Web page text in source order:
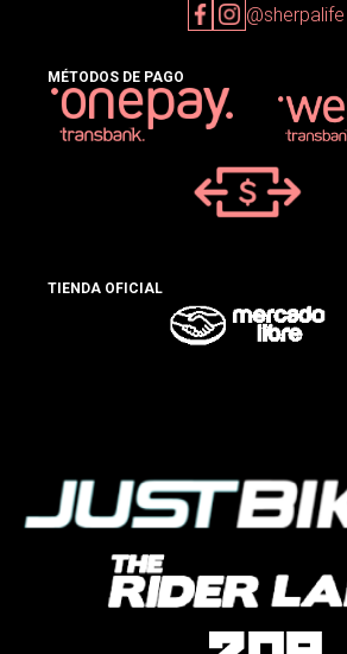
@sherpalife
MÉTODOS DE PAGO
TIENDA OFICIAL